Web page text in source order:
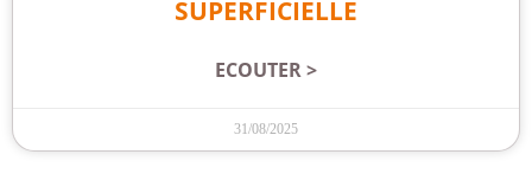
SUPERFICIELLE
ECOUTER >
31/08/2025